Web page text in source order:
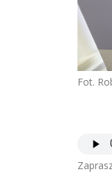
Fot.